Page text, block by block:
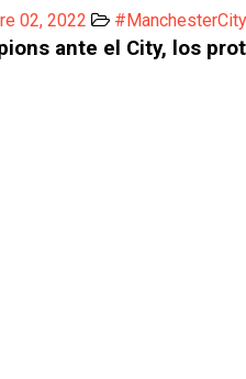
02, 2022
ante el City, los